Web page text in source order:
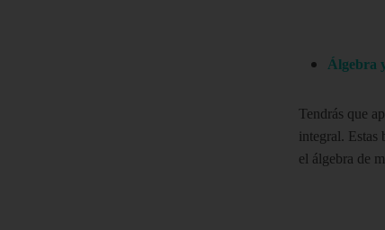
Álgebra
Tendrás que
integral. Estas
el álgebra de